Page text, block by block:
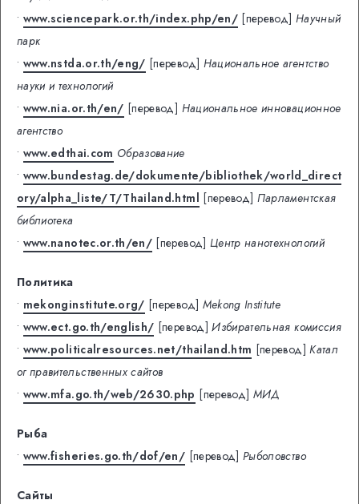
• www.sciencepark.or.th/index.php/en/ [перевод] Научный
парк
• www.nstda.or.th/eng/ [перевод] Национальное агентство
науки и технологий
• www.nia.or.th/en/ [перевод] Национальное инновационное
агентство
• www.edthai.com Образование
• www.bundestag.de/dokumente/bibliothek/world_direct
ory/alpha_liste/T/Thailand.html [перевод] Парламентская
библиотека
• www.nanotec.or.th/en/ [перевод] Центр нанотехнологий
Политика
• mekonginstitute.org/ [перевод] Mekong Institute
• www.ect.go.th/english/ [перевод] Избирательная комиссия
• www.politicalresources.net/thailand.htm [перевод] Катал
ог правительственных сайтов
• www.mfa.go.th/web/2630.php [перевод] МИД
Рыба
• www.fisheries.go.th/dof/en/ [перевод] Рыболовство
Сайты